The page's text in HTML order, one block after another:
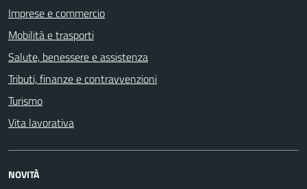
Imprese e commercio
Mobilità e trasporti
Salute, benessere e assistenza
Tributi, finanze e contravvenzioni
Turismo
Vita lavorativa
NOVITÀ